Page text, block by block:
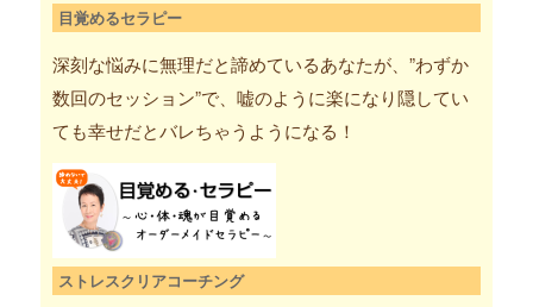
目覚めるセラピー
深刻な悩みに無理だと諦めているあなたが、”わずか
数回のセッション”で、嘘のように楽になり隠してい
ても幸せだとバレちゃうようになる！
ストレスクリアコーチング